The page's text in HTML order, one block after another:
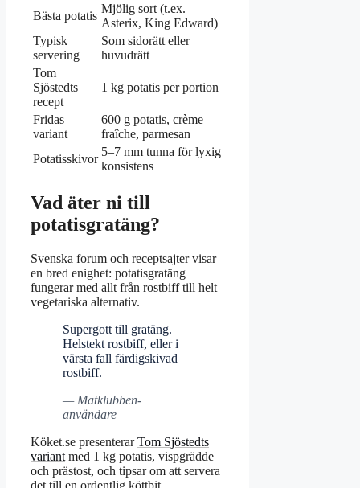
Bästa potatis
Mjölig sort (t.ex.
Asterix, King Edward)
Typisk
servering
Som sidorätt eller
huvudrätt
Tom
Sjöstedts
recept
1 kg potatis per portion
Fridas
variant
600 g potatis, crème
fraîche, parmesan
Potatisskivor
5–7 mm tunna för lyxig
konsistens
Vad äter ni till
potatisgratäng?
Svenska forum och receptsajter visar
en bred enighet: potatisgratäng
fungerar med allt från rostbiff till helt
vegetariska alternativ.
Supergott till gratäng.
Helstekt rostbiff, eller i
värsta fall färdigskivad
rostbiff.
— Matklubben-
användare
Köket.se presenterarTom Sjöstedts
variant med 1 kg potatis, vispgrädde
och prästost, och tipsar om att servera
det till en ordentlig köttbit.